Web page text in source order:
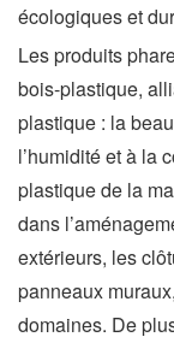
écologiques et
Les produits
bois-plastique,
plastique : la
l’humidité et à la
plastique de la
dans
extérieurs, les
panneaux
domaines. De